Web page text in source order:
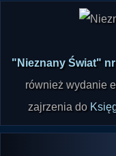
"Nieznany Świat"
również wydanie
zajrzenia do